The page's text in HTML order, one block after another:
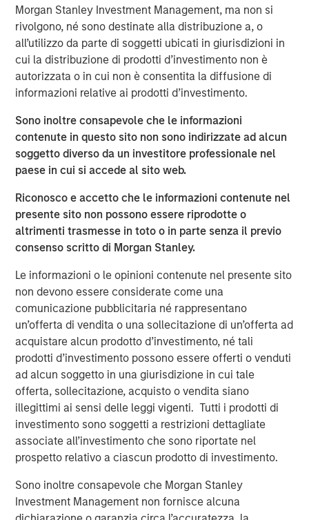
Morgan Stanley Investment Management, ma non si
rivolgono, né sono destinate alla distribuzione a, o
all’utilizzo da parte di soggetti ubicati in giurisdizioni in
cui la distribuzione di prodotti d’investimento non è
autorizzata o in cui non è consentita la diffusione di
informazioni relative ai prodotti d’investimento.
Sono inoltre consapevole che le informazioni
contenute in questo sito non sono indirizzate ad alcun
soggetto diverso da un investitore professionale nel
paese in cui si accede al sito web.
Riconosco e accetto che le informazioni contenute nel
presente sito non possono essere riprodotte o
altrimenti trasmesse in toto o in parte senza il previo
consenso scritto di Morgan Stanley.
Le informazioni o le opinioni contenute nel presente sito
non devono essere considerate come una
comunicazione pubblicitaria né rappresentano
un’offerta di vendita o una sollecitazione di un’offerta ad
acquistare alcun prodotto d’investimento, né tali
prodotti d’investimento possono essere offerti o venduti
ad alcun soggetto in una giurisdizione in cui tale
offerta, sollecitazione, acquisto o vendita siano
illegittimi ai sensi delle leggi vigenti. Tutti i prodotti di
investimento sono soggetti a restrizioni dettagliate
associate all’investimento che sono riportate nel
prospetto relativo a ciascun prodotto di investimento.
Sono inoltre consapevole che Morgan Stanley
Investment Management non fornisce alcuna
from access to AIP’s strong global network of hedge fund
relationships, deep proprietary research and rigorous due
diligence process.”
The Fund is AIP’s third vintage of the Strategic
Opportunities series. Consistent with SOF I and SOF II,
funds by purchasing hedge fund secondaries and
pursuing co-investment partnerships with managers on
medium-term investments.
opportunity to our clients again, leveraging the team’s
experience and sophisticated resources to help capture
transient opportunities in the market and value for
investors,” said Jacques Chappuis, Global Head of
Distribution and Co-Head of the Solutions and Multi-Asset
Group. “AIP is one of the first and most experienced
buyers in the hedge fund secondaries market and has
built some of the strongest relationships in the hedge
fund industry as a result, allowing us to offer a well
sourced and competitive investment product. We look
forward to watching the market evolve as hedge funds
continue to search for solutions in a changing
environment.”
SOF III’s investors include institutions such as private and
public pensions, corporations, foundations and family
offices, as well as high net worth individuals, from a
broad range of geographies.
About AIP’s Hedge Fund Solutions Business